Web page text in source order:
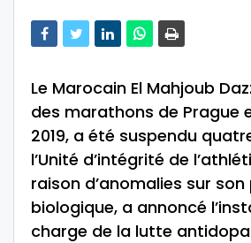
Le Marocain El Mahjoub
des marathons de Prague
2019, a été suspendu
l’Unité d’intégrité de
raison d’anomalies sur
biologique, a annoncé
charge de la lutte